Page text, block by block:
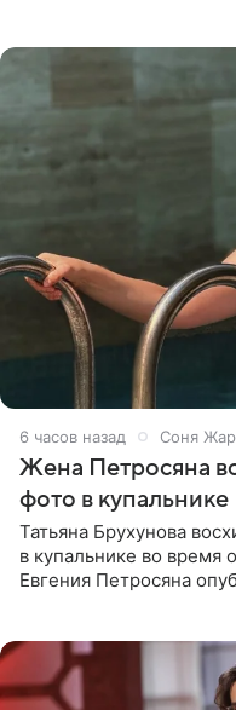
6 часов назад Соня
Жена Петросяна
фото в купальнике
Татьяна Брухунова
в купальнике во время
Евгения Петросяна